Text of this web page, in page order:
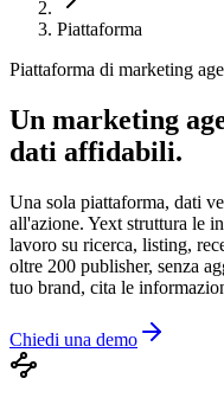
Piattaforma
Piattaforma di marketing
Un marketing
dati affidabili.
Una sola piattaforma, dati
all'azione. Yext struttura le
lavoro su ricerca, listing,
oltre 200 publisher, senza
tuo brand, cita le
Chiedi una demo